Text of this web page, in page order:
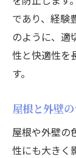
であり、経験
のように、適
性と快適性を
す。
屋根と外壁
屋根や外壁の
性にも大きく